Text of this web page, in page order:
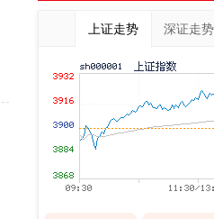
上证走势 深证走势